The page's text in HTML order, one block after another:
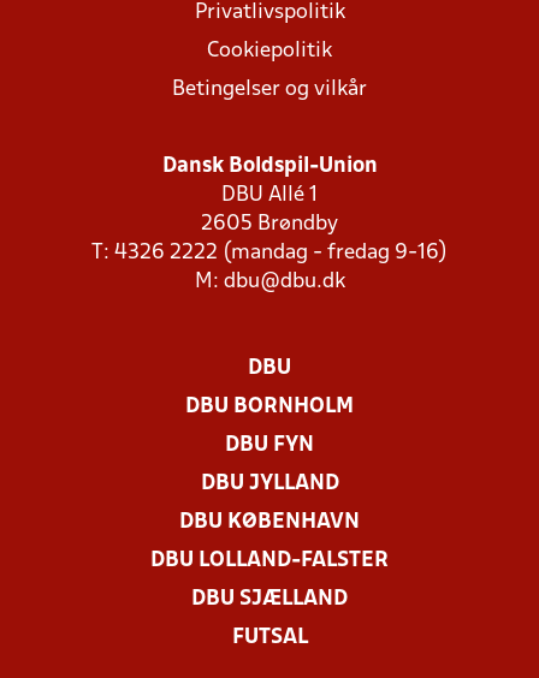
Privatlivspolitik
Cookiepolitik
Betingelser og vilkår
Dansk Boldspil-Union
DBU Allé 1
2605 Brøndby
T: 4326 2222 (mandag - fredag 9-16)
M: dbu@dbu.dk
DBU
DBU BORNHOLM
DBU FYN
DBU JYLLAND
DBU KØBENHAVN
DBU LOLLAND-FALSTER
DBU SJÆLLAND
FUTSAL